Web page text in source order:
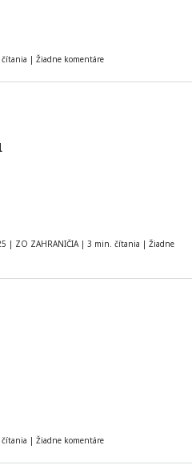
| Žiadne komentáre
| ZO ZAHRANIČIA | 3 min. čítania | Žiadne
| Žiadne komentáre